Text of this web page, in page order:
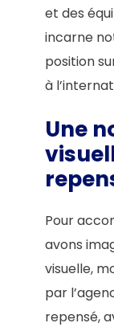
et des
incarne
position
à
Une
Pour
avons
visuelle,
par
repensé,